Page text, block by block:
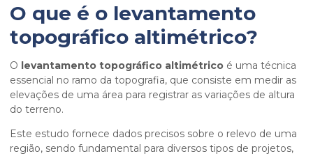
O que é o levantamento
topográfico altimétrico?
O levantamento topográfico altimétrico é uma técnica
essencial no ramo da topografia, que consiste em medir as
elevações de uma área para registrar as variações de altura
do terreno.
Este estudo fornece dados precisos sobre o relevo de uma
região, sendo fundamental para diversos tipos de projetos,